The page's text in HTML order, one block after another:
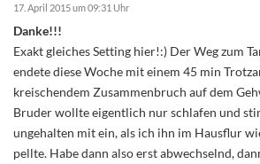
17. April 2015 um 09:31 Uhr
Danke!!!
Exakt gleiches Setting hier!:) Der Weg zum
endete diese Woche mit einem 45 min
kreischendem Zusammenbruch auf dem
Bruder wollte eigentlich nur schlafen und
ungehalten mit ein, als ich ihn im Hausflur
pellte. Habe dann also erst abwechselnd,